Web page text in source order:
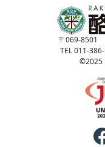
〒069-8501
TEL 011-
©2025